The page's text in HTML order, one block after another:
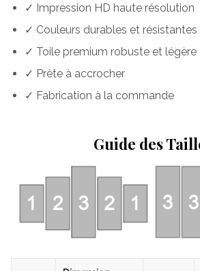
✓ Impression HD haute résolution
✓ Couleurs durables et
✓ Toile premium robuste et légère
✓ Prête à accrocher
✓ Fabrication à la commande
Guide des